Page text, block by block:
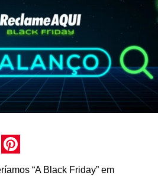
Pinterest
“A Black Friday” em